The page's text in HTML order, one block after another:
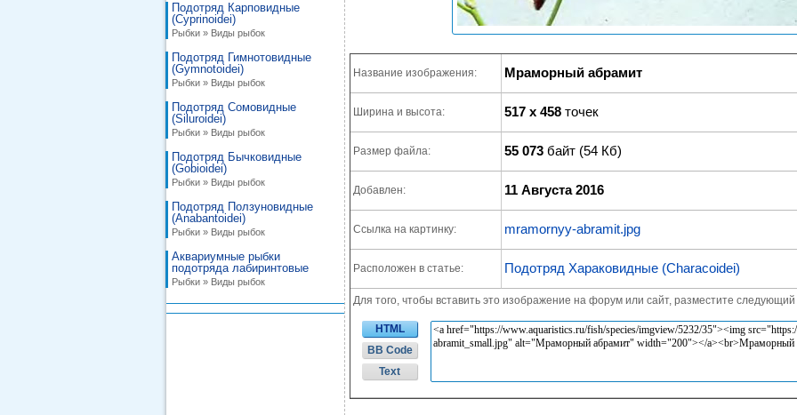
Подотряд Карповидные
(Cyprinoidei)
Рыбки » Виды рыбок
Подотряд Гимнотовидные
(Gymnotoidei)
Рыбки » Виды рыбок
Подотряд Сомовидные
(Siluroidei)
Рыбки » Виды рыбок
Подотряд Бычковидные
(Gobioidei)
Рыбки » Виды рыбок
Подотряд Ползуновидные
(Anabantoidei)
Рыбки » Виды рыбок
Аквариумные рыбки
подотряда лабиринтовые
Рыбки » Виды рыбок
Название изображения: Мраморный абрамит
Ширина и высота: 517 x 458 точек
Размер файла: 55 073 байт (54 Кб)
Добавлен: 11 Августа 2016
Ссылка на картинку: mramornyy-abramit.jpg
Расположен в статье: Подотряд Хараковидные (Characoidei)
Для того, чтобы вставить это изображение на форум или сайт, разместите следующий
HTML
BB Code
Text